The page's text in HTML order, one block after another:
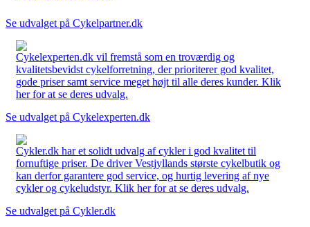
Se udvalget på Cykelpartner.dk
Cykelexperten.dk vil fremstå som en troværdig og
kvalitetsbevidst cykelforretning, der prioriterer god kvalitet,
gode priser samt service meget højt til alle deres kunder. Klik
her for at se deres udvalg.
Se udvalget på Cykelexperten.dk
Cykler.dk har et solidt udvalg af cykler i god kvalitet til
fornuftige priser. De driver Vestjyllands største cykelbutik og
kan derfor garantere god service, og hurtig levering af nye
cykler og cykeludstyr. Klik her for at se deres udvalg.
Se udvalget på Cykler.dk